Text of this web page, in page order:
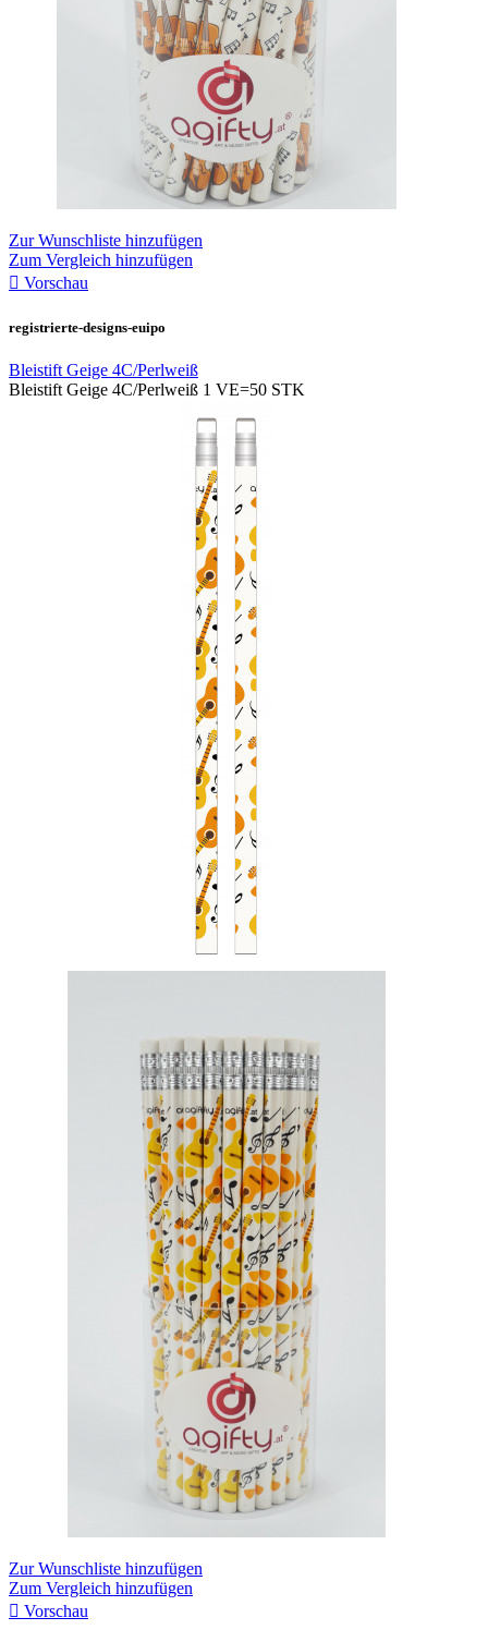
Zur Wunschliste hinzufügen
Zum Vergleich hinzufügen
 Vorschau
registrierte-designs-euipo
Bleistift Geige 4C/Perlweiß
Bleistift Geige 4C/Perlweiß 1 VE=50 STK
Zur Wunschliste hinzufügen
Zum Vergleich hinzufügen
 Vorschau